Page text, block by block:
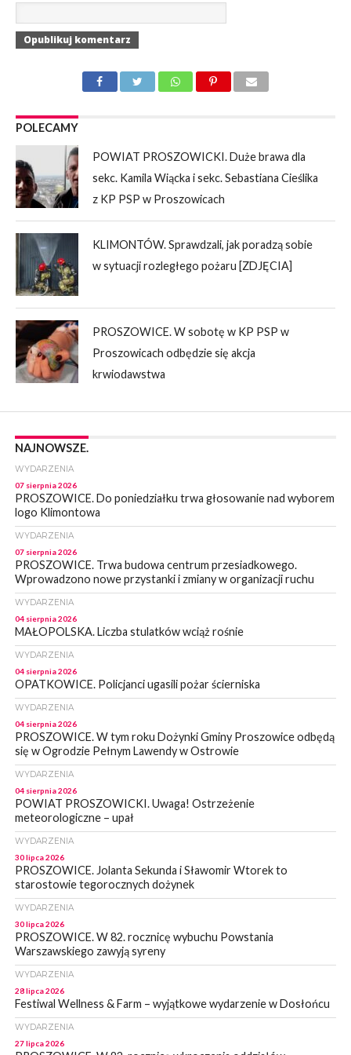
POLECAMY
POWIAT PROSZOWICKI. Duże brawa dla
sekc. Kamila Wiącka i sekc. Sebastiana Cieślika
z KP PSP w Proszowicach
KLIMONTÓW. Sprawdzali, jak poradzą sobie
w sytuacji rozległego pożaru [ZDJĘCIA]
PROSZOWICE. W sobotę w KP PSP w
Proszowicach odbędzie się akcja
krwiodawstwa
NAJNOWSZE.
WYDARZENIA
07 sierpnia 2026
PROSZOWICE. Do poniedziałku trwa głosowanie nad wyborem
logo Klimontowa
WYDARZENIA
07 sierpnia 2026
PROSZOWICE. Trwa budowa centrum przesiadkowego.
Wprowadzono nowe przystanki i zmiany w organizacji ruchu
WYDARZENIA
04 sierpnia 2026
MAŁOPOLSKA. Liczba stulatków wciąż rośnie
WYDARZENIA
04 sierpnia 2026
OPATKOWICE. Policjanci ugasili pożar ścierniska
WYDARZENIA
04 sierpnia 2026
PROSZOWICE. W tym roku Dożynki Gminy Proszowice odbędą
się w Ogrodzie Pełnym Lawendy w Ostrowie
WYDARZENIA
04 sierpnia 2026
POWIAT PROSZOWICKI. Uwaga! Ostrzeżenie
meteorologiczne – upał
WYDARZENIA
30 lipca 2026
PROSZOWICE. Jolanta Sekunda i Sławomir Wtorek to
starostowie tegorocznych dożynek
WYDARZENIA
30 lipca 2026
PROSZOWICE. W 82. rocznicę wybuchu Powstania
Warszawskiego zawyją syreny
WYDARZENIA
28 lipca 2026
Festiwal Wellness & Farm – wyjątkowe wydarzenie w Dosłońcu
WYDARZENIA
27 lipca 2026